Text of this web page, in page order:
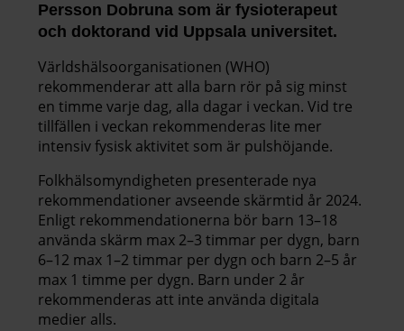
Persson Dobruna som är fysioterapeut
och doktorand vid Uppsala universitet.
Världshälsoorganisationen (WHO)
rekommenderar att alla barn rör på sig minst
en timme varje dag, alla dagar i veckan. Vid tre
tillfällen i veckan rekommenderas lite mer
intensiv fysisk aktivitet som är pulshöjande.
Folkhälsomyndigheten presenterade nya
rekommendationer avseende skärmtid år 2024.
Enligt rekommendationerna bör barn 13–18
använda skärm max 2–3 timmar per dygn, barn
6–12 max 1–2 timmar per dygn och barn 2–5 år
max 1 timme per dygn. Barn under 2 år
rekommenderas att inte använda digitala
medier alls.